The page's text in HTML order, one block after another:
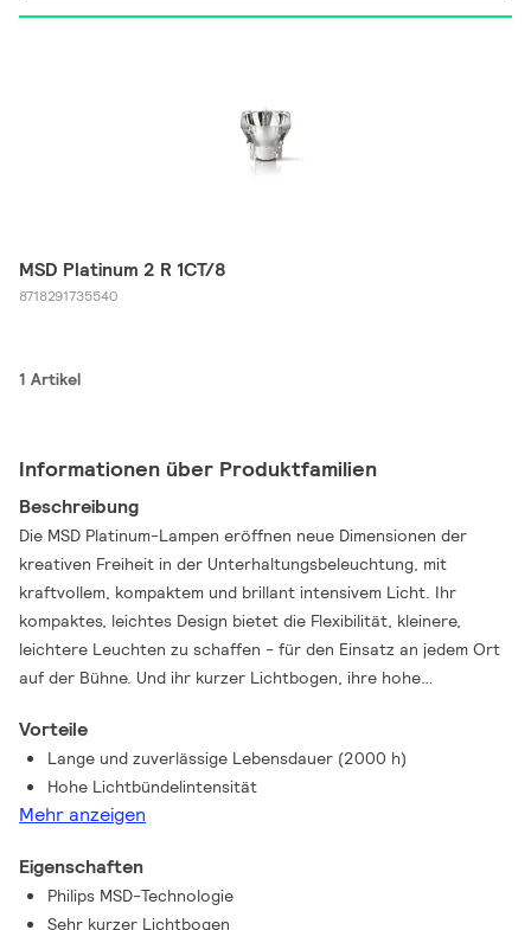
MSD Platinum 2 R 1CT/8
8718291735540
1 Artikel
Informationen über Produktfamilien
Beschreibung
Die MSD Platinum-Lampen eröffnen neue Dimensionen der
kreativen Freiheit in der Unterhaltungsbeleuchtung, mit
kraftvollem, kompaktem und brillant intensivem Licht. Ihr
kompaktes, leichtes Design bietet die Flexibilität, kleinere,
leichtere Leuchten zu schaffen - für den Einsatz an jedem Ort
auf der Bühne. Und ihr kurzer Lichtbogen, ihre hohe
funkelnde, hohe Lichtstärke für eine hervorragende
Farbwiedergabe. Außerdem bieten sie eine lange und
zuverlässige Lebensdauer, hohe Effizienz und schnelle
Austauschzeiten. All dies führt zu einer intensiven und
Vorteile
Lange und zuverlässige Lebensdauer (2000 h)
Hohe Lichtbündelintensität
Mehr anzeigen
Eigenschaften
Philips MSD-Technologie
Sehr kurzer Lichtbogen